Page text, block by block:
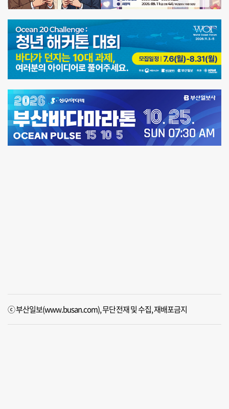
ⓒ 부산일보(www.busan.com), 무단전재 및 수집, 재배포금지